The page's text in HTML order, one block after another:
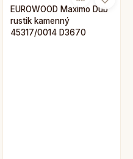
EUROWOOD Maximo Dub
rustik kamenný
45317/0014 D3670